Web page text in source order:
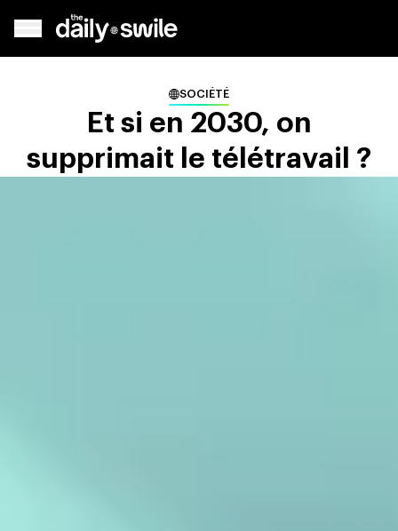
SOCIÉTÉ
Et si en 2030, on
supprimait le télétravail ?